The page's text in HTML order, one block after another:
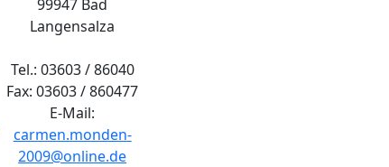
99947 Bad
Langensalza
Tel.: 03603 / 86040
Fax: 03603 / 860477
E-Mail:
carmen.monden-
2009@online.de